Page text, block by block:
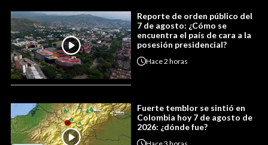
Reporte de orden público del
7 de agosto: ¿Cómo se
encuentra el país de cara a la
posesión presidencial?
Hace2 horas
Fuerte temblor se sintió en
Colombia hoy 7 de agosto de
2026: ¿dónde fue?